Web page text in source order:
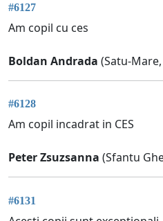
#6127
Am copil cu ces
Boldan Andrada (Satu-
#6128
Am copil incadrat in CES
Peter Zsuzsanna (Sfantu
#6131